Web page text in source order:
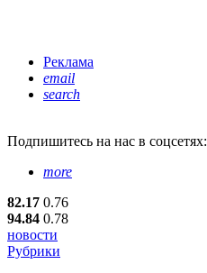
Реклама
email
search
Подпишитесь на нас в соцсетях:
more
82.17 0.76
94.84 0.78
новости
Рубрики